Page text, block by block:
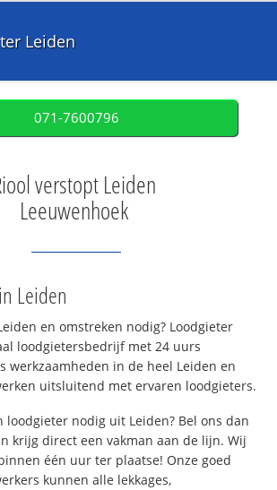
Leiden
071-7600796
verstopt Leiden
Leeuwenhoek
Leiden
en omstreken nodig? Loodgieter
loodgietersbedrijf met 24 uurs
werkzaamheden in de heel Leiden en
uitsluitend met ervaren loodgieters.
loodgieter nodig uit Leiden? Bel ons dan
krijg direct een vakman aan de lijn. Wij
één uur ter plaatse! Onze goed
kunnen alle lekkages,